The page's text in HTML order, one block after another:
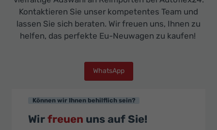
Kontaktieren Sie unser kompetentes Team und
lassen Sie sich beraten. Wir freuen uns, Ihnen zu
helfen, das perfekte Eu-Neuwagen zu kaufen!
WhatsApp
Können wir Ihnen behilflich sein?
Wirfreuen uns auf Sie!